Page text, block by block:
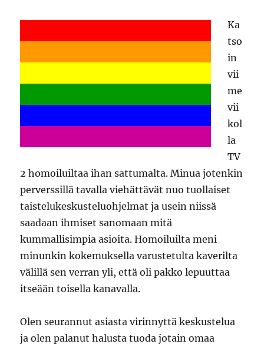
Ka
tso
in
vii
me
vii
kol
la
TV
2 homoiluiltaa ihan sattumalta. Minua jotenkin
perverssillä tavalla viehättävät nuo tuollaiset
taistelukeskusteluohjelmat ja usein niissä
saadaan ihmiset sanomaan mitä
kummallisimpia asioita. Homoiluilta meni
minunkin kokemuksella varustetulta kaverilta
välillä sen verran yli, että oli pakko lepuuttaa
itseään toisella kanavalla.
Olen seurannut asiasta virinnyttä keskustelua
ja olen palanut halusta tuoda jotain omaa